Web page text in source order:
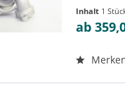
der
Inhalt 1
ab